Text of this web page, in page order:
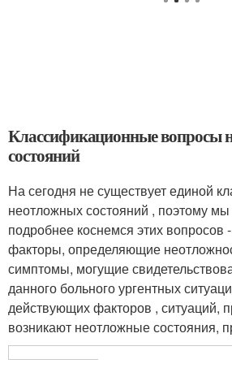
Классификационные вопросы
состояний
На сегодня не существует единой
неотложных состояний , поэтому мы
подробнее коснемся этих
факторы, определяющие
симптомы, могущие
данного больного ургентных
действующих факторов , ситуаций,
возникают неотложные состояния,